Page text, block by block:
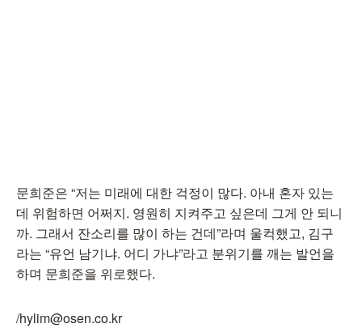
문희준은 “저는 미래에 대한 걱정이 많다. 아내 혼자 있는
데 위험하면 어쩌지. 영원히 지켜주고 싶은데 그게 안 되니
까. 그래서 잔소리를 많이 하는 건데”라며 울컥했고, 김구
라는 “유언 남기냐. 어디 가냐”라고 분위기를 깨는 발언을
하며 문희준을 위로했다.
/hylim@osen.co.kr